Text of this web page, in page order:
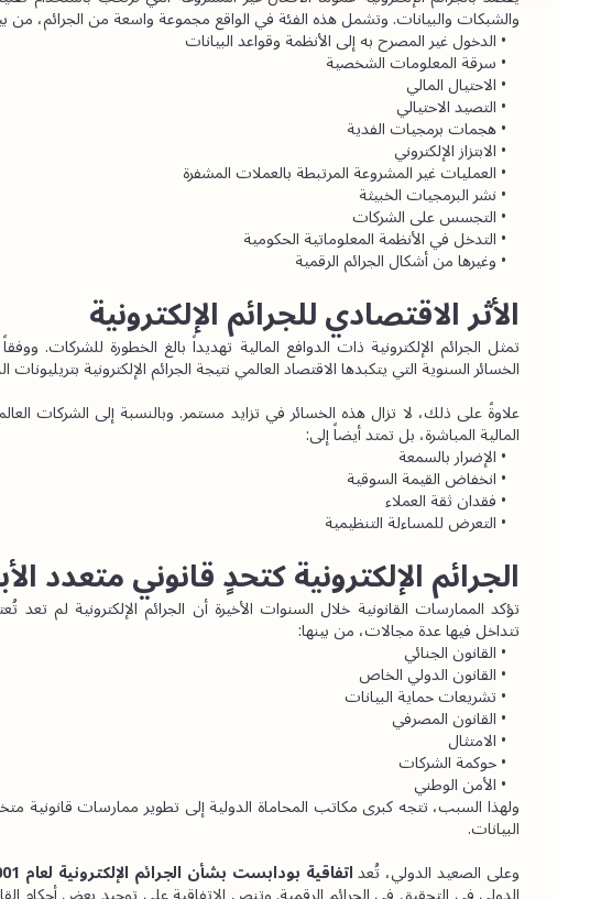
والشبكات والبيانات. وتشمل هذه الفئة في الواقع مجموعة واسعة من الجرائم، من
الدخول غير المصرح به إلى الأنظمة وقواعد البيانات
سرقة المعلومات الشخصية
الاحتيال المالي
التصيد الاحتيالي
هجمات برمجيات الفدية
الابتزاز الإلكتروني
العمليات غير المشروعة المرتبطة بالعملات المشفرة
نشر البرمجيات الخبيثة
التجسس على الشركات
التدخل في الأنظمة المعلوماتية الحكومية
وغيرها من أشكال الجرائم الرقمية
الأثر الاقتصادي للجرائم الإلكترونية
الخسائر السنوية التي يتكبدها الاقتصاد العالمي نتيجة الجرائم الإلكترونية بتريليونات
المالية المباشرة، بل تمتد أيضاً إلى:
الإضرار بالسمعة
انخفاض القيمة السوقية
فقدان ثقة العملاء
التعرض للمساءلة التنظيمية
الجرائم الإلكترونية كتحدٍ قانوني متعدد
تتداخل فيها عدة مجالات، من بينها:
القانون الجنائي
القانون الدولي الخاص
تشريعات حماية البيانات
القانون المصرفي
الامتثال
حوكمة الشركات
الأمن الوطني
البيانات.
وعلى الصعيد الدولي، تُعد اتفاقية بودابست بشأن الجرائم الإلكترونية لعام 2001